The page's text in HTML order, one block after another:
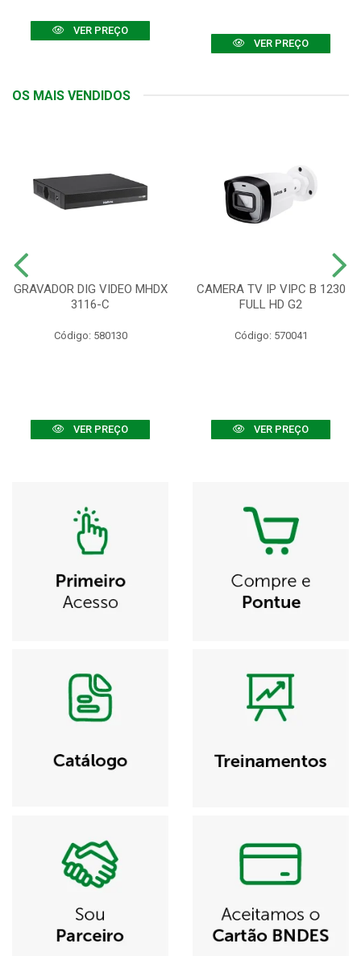
VER PREÇO
VER PREÇO
OS MAIS VENDIDOS
GRAVADOR DIG VIDEO MHDX
3116-C
Código: 580130
VER PREÇO
CAMERA TV IP VIPC B 1230
FULL HD G2
Código: 570041
VER PREÇO